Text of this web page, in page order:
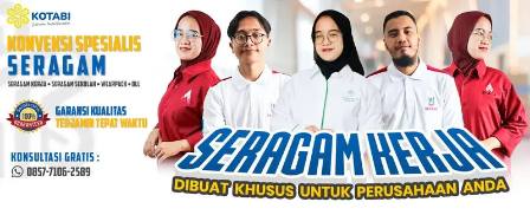
Skip
to
content
Konveksi
Toko
Abi